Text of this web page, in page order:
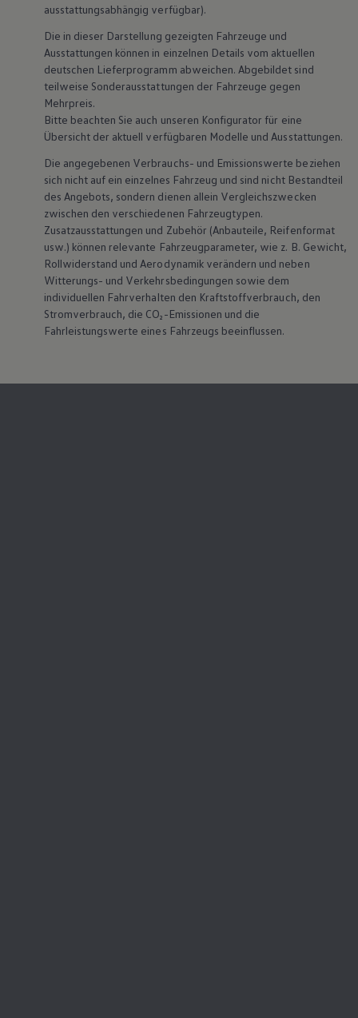
ausstattungsabhängig verfügbar).
Die in dieser Darstellung gezeigten Fahrzeuge und
Ausstattungen können in einzelnen Details vom aktuellen
deutschen Lieferprogramm abweichen. Abgebildet sind
teilweise Sonderausstattungen der Fahrzeuge gegen
Mehrpreis.
Bitte beachten Sie auch unseren Konfigurator für eine
Übersicht der aktuell verfügbaren Modelle und Ausstattungen.
Die angegebenen Verbrauchs- und Emissionswerte beziehen
sich nicht auf ein einzelnes Fahrzeug und sind nicht Bestandteil
des Angebots, sondern dienen allein Vergleichszwecken
zwischen den verschiedenen Fahrzeugtypen.
Zusatzausstattungen und Zubehör (Anbauteile, Reifenformat
usw.) können relevante Fahrzeugparameter, wie z. B. Gewicht,
Rollwiderstand und Aerodynamik verändern und neben
Witterungs- und Verkehrsbedingungen sowie dem
individuellen Fahrverhalten den Kraftstoffverbrauch, den
Stromverbrauch, die CO₂-Emissionen und die
Fahrleistungswerte eines Fahrzeugs beeinflussen.